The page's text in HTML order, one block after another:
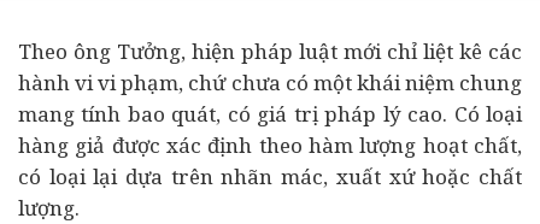
Theo ông Tưởng, hiện pháp luật mới chỉ liệt kê các
hành vi vi phạm, chứ chưa có một khái niệm chung
mang tính bao quát, có giá trị pháp lý cao. Có loại
hàng giả được xác định theo hàm lượng hoạt chất,
có loại lại dựa trên nhãn mác, xuất xứ hoặc chất
lượng.